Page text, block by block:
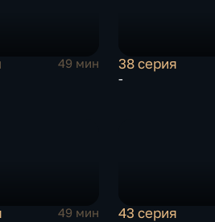
49 мин 38 серия
-
49 мин 43 серия